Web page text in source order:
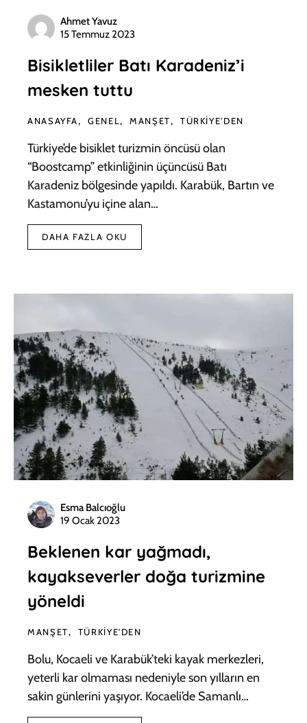
Ahmet Yavuz
15 Temmuz 2023
Bisikletliler Batı Karadeniz’i
mesken tuttu
ANASAYFA GENEL MANŞET TÜRKIYE'DEN
Türkiye’de bisiklet turizmin öncüsü olan
“Boostcamp” etkinliğinin üçüncüsü Batı
Karadeniz bölgesinde yapıldı. Karabük, Bartın ve
Kastamonu’yu içine alan…
DAHA FAZLA OKU
Esma Balcıoğlu
19 Ocak 2023
Beklenen kar yağmadı,
kayakseverler doğa turizmine
yöneldi
MANŞET TÜRKIYE'DEN
Bolu, Kocaeli ve Karabük’teki kayak merkezleri,
yeterli kar olmaması nedeniyle son yılların en
sakin günlerini yaşıyor. Kocaeli’de Samanlı…